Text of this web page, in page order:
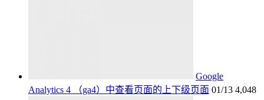
Google
Analytics 4 （ga4）中查看页面的上下级页面 01/13 4,048